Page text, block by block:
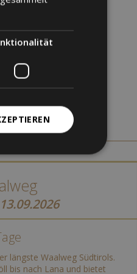
längste Waalweg Südtirols.
bis nach Lana und bietet